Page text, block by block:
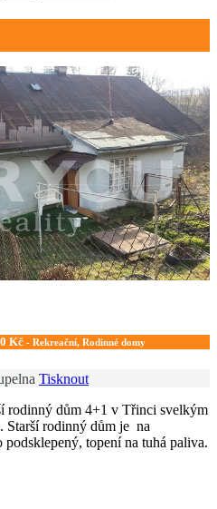
Kč - Rekreační, Rodinné domy
Tisknout
rodinný dům 4+1 v Třinci svelkým
Starší rodinný dům je na
topení na tuhá paliva.